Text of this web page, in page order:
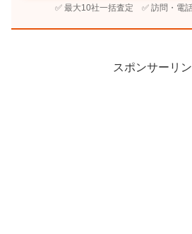
✅ 最大10社一括査定 ✅ 訪問・電
スポンサーリ